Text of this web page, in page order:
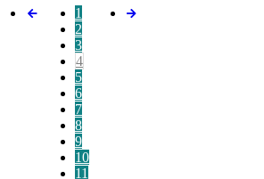
1
2
3
4
5
6
7
8
9
10
11